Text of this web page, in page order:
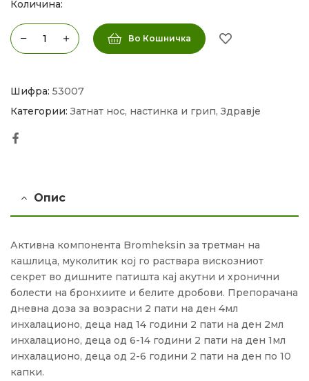
Количина:
Во Кошничка
Шифра: 53007
Категории: Затнат нос, настинка и грип, Здравје
Опис
Активна компонента Bromheksin за третман на
кашлица, муколитик кој го раствара вискозниот
секрет во дишните патишта кај акутни и хронични
болести на бронхиите и белите дробови. Препорачана
дневна доза за возрасни 2 пати на ден 4мл
инхалационо, деца над 14 години 2 пати на ден 2мл
инхалационо, деца од 6-14 години 2 пати на ден 1мл
инхалационо, деца од 2-6 години 2 пати на ден по 10
капки.